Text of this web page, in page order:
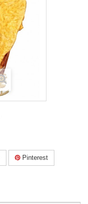
Pinterest